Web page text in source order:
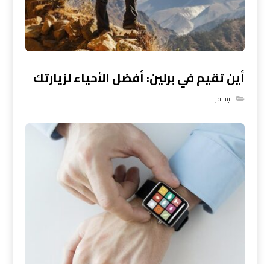
أين تقيم في برلين: أفضل الأحياء لزيارتك
يسافر